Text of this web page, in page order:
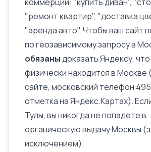
"ремонт квартир", "доставка
"аренда авто". Чтобы ваш сайт
по геозависимому запросу в
обязаныдоказать Яндексу,
физически находится в Москве
сайте, московский телефон
отметка на Яндекс.Картах).
Тулы, вы никогда не попадете в
органическую выдачу Москвы
исключением).